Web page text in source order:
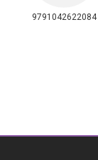
9791042622084